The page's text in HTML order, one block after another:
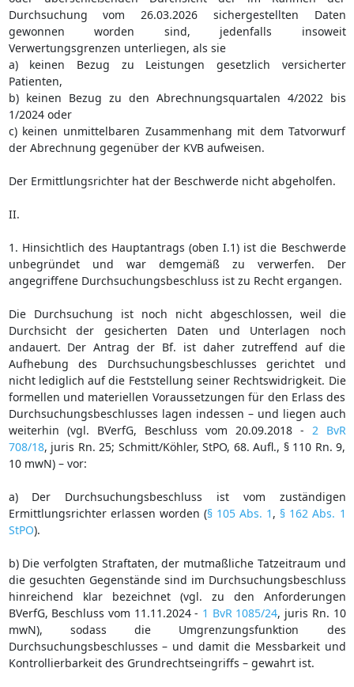
Durchsuchung vom 26.03.2026 sichergestellten Daten
gewonnen worden sind, jedenfalls insoweit
Verwertungsgrenzen unterliegen, als sie
a) keinen Bezug zu Leistungen gesetzlich versicherter
Patienten,
b) keinen Bezug zu den Abrechnungsquartalen 4/2022 bis
1/2024 oder
c) keinen unmittelbaren Zusammenhang mit dem Tatvorwurf
der Abrechnung gegenüber der KVB aufweisen.
Der Ermittlungsrichter hat der Beschwerde nicht abgeholfen.
II.
1. Hinsichtlich des Hauptantrags (oben I.1) ist die Beschwerde
unbegründet und war demgemäß zu verwerfen. Der
angegriffene Durchsuchungsbeschluss ist zu Recht ergangen.
Die Durchsuchung ist noch nicht abgeschlossen, weil die
Durchsicht der gesicherten Daten und Unterlagen noch
andauert. Der Antrag der Bf. ist daher zutreffend auf die
Aufhebung des Durchsuchungsbeschlusses gerichtet und
nicht lediglich auf die Feststellung seiner Rechtswidrigkeit. Die
formellen und materiellen Voraussetzungen für den Erlass des
Durchsuchungsbeschlusses lagen indessen – und liegen auch
weiterhin (vgl. BVerfG, Beschluss vom 20.09.2018 - 2 BvR
708/18, juris Rn. 25; Schmitt/Köhler, StPO, 68. Aufl., § 110 Rn. 9,
10 mwN) – vor:
a) Der Durchsuchungsbeschluss ist vom zuständigen
Ermittlungsrichter erlassen worden (§ 105 Abs. 1 , § 162 Abs. 1
StPO).
b) Die verfolgten Straftaten, der mutmaßliche Tatzeitraum und
die gesuchten Gegenstände sind im Durchsuchungsbeschluss
hinreichend klar bezeichnet (vgl. zu den Anforderungen
BVerfG, Beschluss vom 11.11.2024 - 1 BvR 1085/24, juris Rn. 10
mwN), sodass die Umgrenzungsfunktion des
Durchsuchungsbeschlusses – und damit die Messbarkeit und
Kontrollierbarkeit des Grundrechtseingriffs – gewahrt ist.